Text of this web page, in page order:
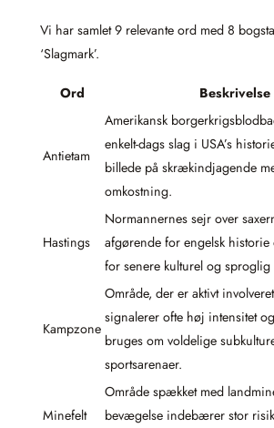
Vi har samlet 9 relevante ord med 8
‘Slagmark’.
Ord Beskrivelse
Antietam
Amerikansk
enkelt-dags slag i USA’s
billede på skrækindjagende
omkostning.
Hastings
Normannernes sejr over
afgørende for engelsk
for senere kulturel og
Kampzone
Område, der er aktivt
signalerer ofte høj intensitet
bruges om voldelige
sportsarenaer.
Minefelt
Område spækket med
bevægelse indebærer stor